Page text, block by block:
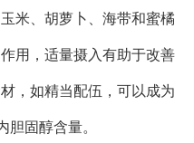
的状态。
著益处。蓝莓因其卓越的
肤品”；草莓既能滋养肌